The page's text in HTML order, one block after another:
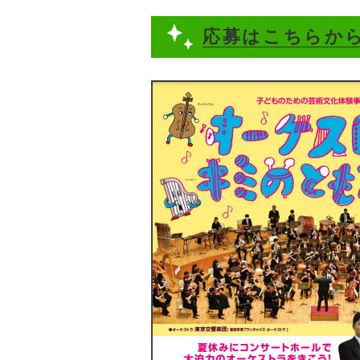
応募はこちらか